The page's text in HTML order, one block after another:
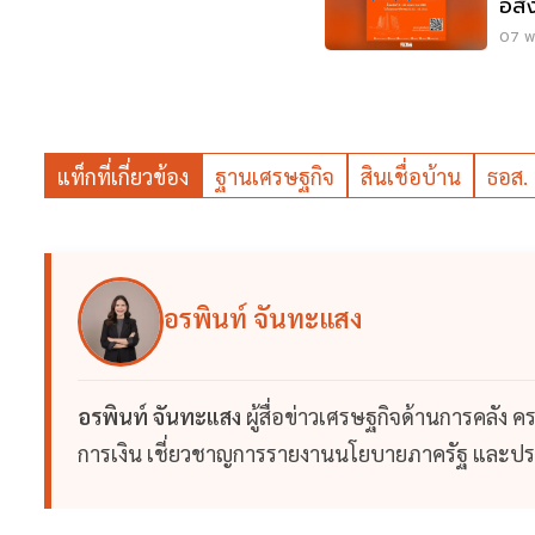
พ.
07
แท็กที่เกี่ยวข้อง ฐานเศรษฐกิจ สินเชื่อบ้าน ธอส.
อรพินท์ จันทะแสง
อรพินท์ จันทะแสง ผู้สื่อข่าวเศรษฐกิจด้านการคลัง
การเงิน เชี่ยวชาญการรายงานนโยบายภาครัฐ และ